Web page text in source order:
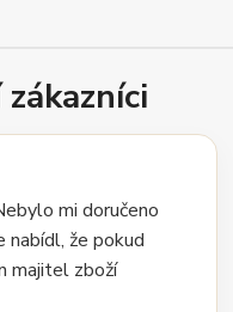
mi doručeno
nabídl, že pokud
majitel zboží